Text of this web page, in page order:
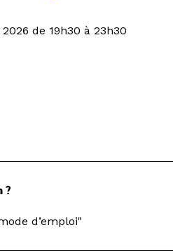
de 19h30 à 23h30
?
d’emploi"